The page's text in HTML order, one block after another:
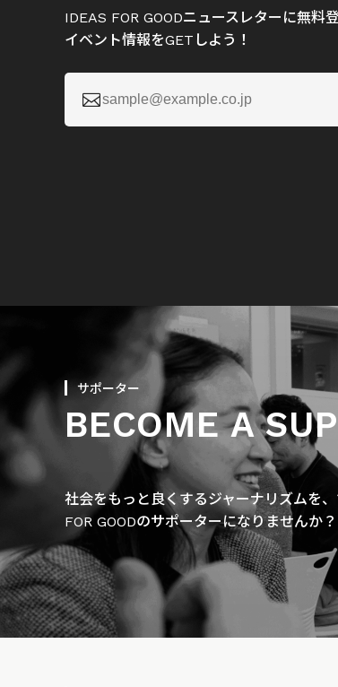
IDEAS FOR GOODニュースレターに無料
イベント情報をGETしよう！

サポーター
BECOME A
社会をもっと良くするジャーナリズムを
FOR GOODのサポーターになりませんか？